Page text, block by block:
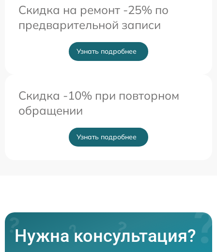
Скидка на ремонт -25% по
предварительной записи
Узнать подробнее
Скидка -10% при повторном
обращении
Узнать подробнее
Нужна консультация?